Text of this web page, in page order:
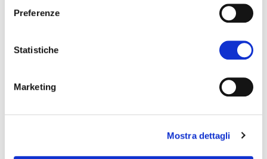
Preferenze
Statistiche
Marketing
Mostra dettagli
circuiti regionali – ed è sempre più sentita
dell’edizione dello scorso anno, torna quindi
il Sustainability Award – premio organizzato
riservato a prodotti e progetti esposti in
fiera che si distinguono per la loro vocazione
sostenibile. Un’importante occasione di